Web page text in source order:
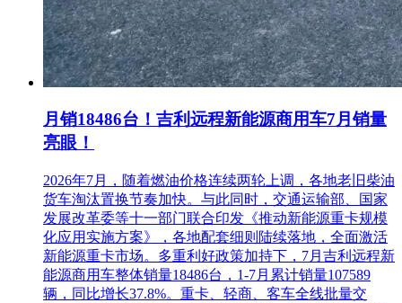
个工作日内向浏阳市交通建设投资有限公司纪检部门投诉。
十、其他补充事宜
标段一：
(元）
资格性
审查结
果
符合性
果
湖南星通汽车制造有限
宇通客车股份有限公司 8397000.0086.09合格
合格
武汉衡鑫汇营汽车销售
服务有限公司
8340000.00 77.88合格
合格
湖南莱喆商贸有限公司 8290050.0067.03合格 合格
标段二：
月销18486台！吉利远程新能源商用车7月销量
亮眼！
2026年7月，随着燃油价格连续两轮上调，各地老旧柴油
货车淘汰置换节奏加快。与此同时，交通运输部、国家
发展改革委等十一部门联合印发《推动新能源重卡规模
化应用实施方案》，各地配套细则陆续落地，全面激活
新能源重卡市场。多重利好政策加持下，7月吉利远程新
能源商用车整体销量18486台，1-7月累计销量107589
辆，同比增长37.8%。重卡、轻商、客车全线批量交